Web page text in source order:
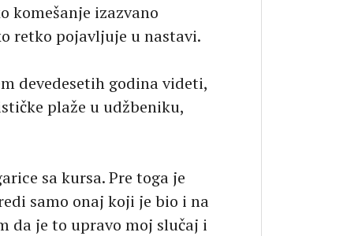
komešanje izazvano
retko pojavljuje u nastavi.
devedesetih godina videti,
plaže u udžbeniku,
sa kursa. Pre toga je
samo onaj koji je bio i na
da je to upravo moj slučaj i